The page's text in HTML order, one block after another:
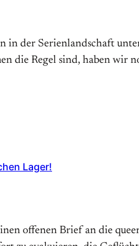
der Serienlandschaft
die Regel sind, haben wir
Lager!
offenen Brief an die